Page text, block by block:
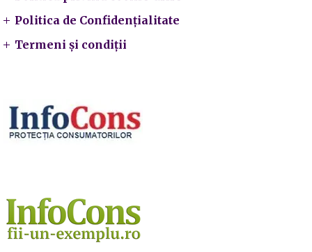
Politica de Confidențialitate
Termeni și condiții